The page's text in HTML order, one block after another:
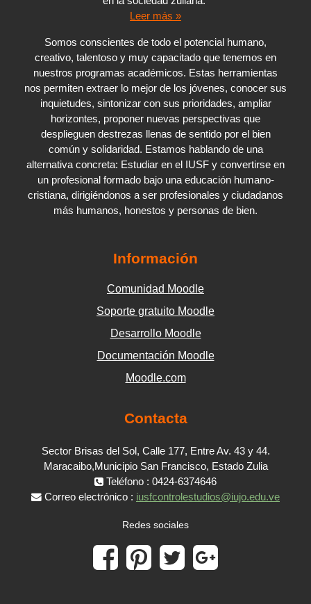
Leer más »
Somos conscientes de todo el potencial humano,
creativo, talentoso y muy capacitado que tenemos en
nuestros programas académicos. Estas herramientas
nos permiten extraer lo mejor de los jóvenes, conocer sus
inquietudes, sintonizar con sus prioridades, ampliar
horizontes, proponer nuevas perspectivas que
desplieguen destrezas llenas de sentido por el bien
común y solidaridad. Estamos hablando de una
alternativa concreta: Estudiar en el IUSF y convertirse en
un profesional formado bajo una educación humano-
cristiana, dirigiéndonos a ser profesionales y ciudadanos
más humanos, honestos y personas de bien.
Información
Comunidad Moodle
Soporte gratuito Moodle
Desarrollo Moodle
Documentación Moodle
Moodle.com
Contacta
Sector Brisas del Sol, Calle 177, Entre Av. 43 y 44.
Maracaibo,Municipio San Francisco, Estado Zulia
Teléfono : 0424-6374646
Correo electrónico : iusfcontrolestudios@iujo.edu.ve
Redes sociales